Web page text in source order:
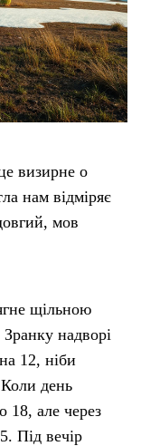
визирне о
нам відміряє
мов
щільною
надворі
12, ніби
день
18, але через
Під вечір